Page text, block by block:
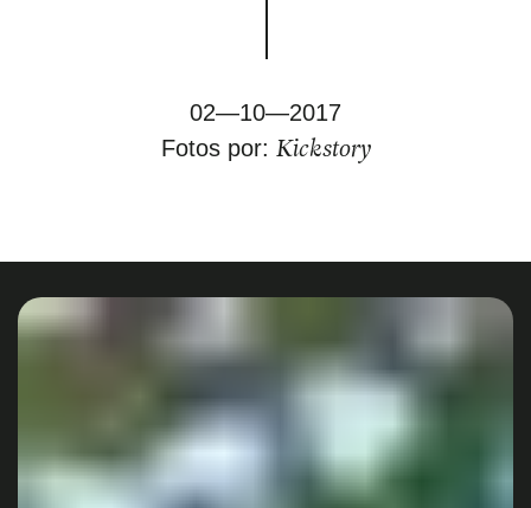
02—10—2017
Fotos por: Kickstory